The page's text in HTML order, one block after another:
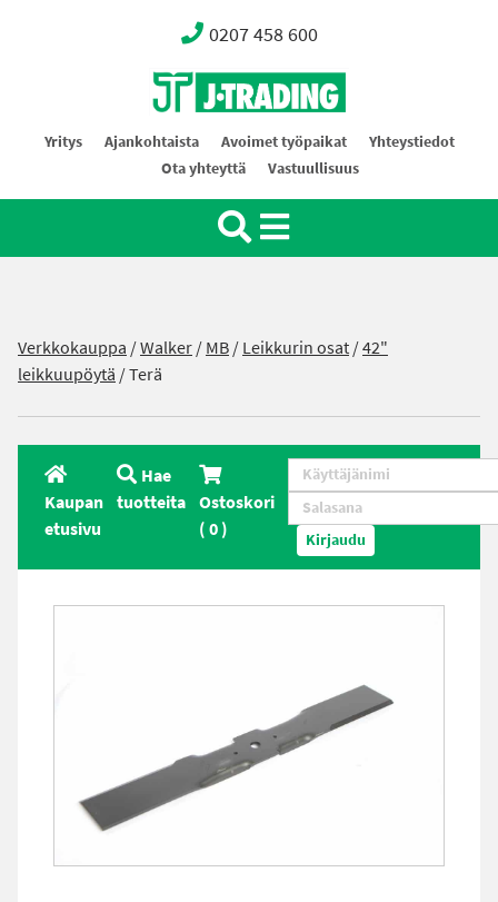
0207 458 600
Oy J-Trading Ab
Yritys Ajankohtaista Avoimet työpaikat
Yhteystiedot
Ota yhteyttä
Vastuullisuus
Verkkokauppa /Walker/MB/Leikkurin osat/42"
leikkuupöytä / Terä
Kaupan
etusivu
Hae
tuotteita Ostoskori
(0) Kirjaudu